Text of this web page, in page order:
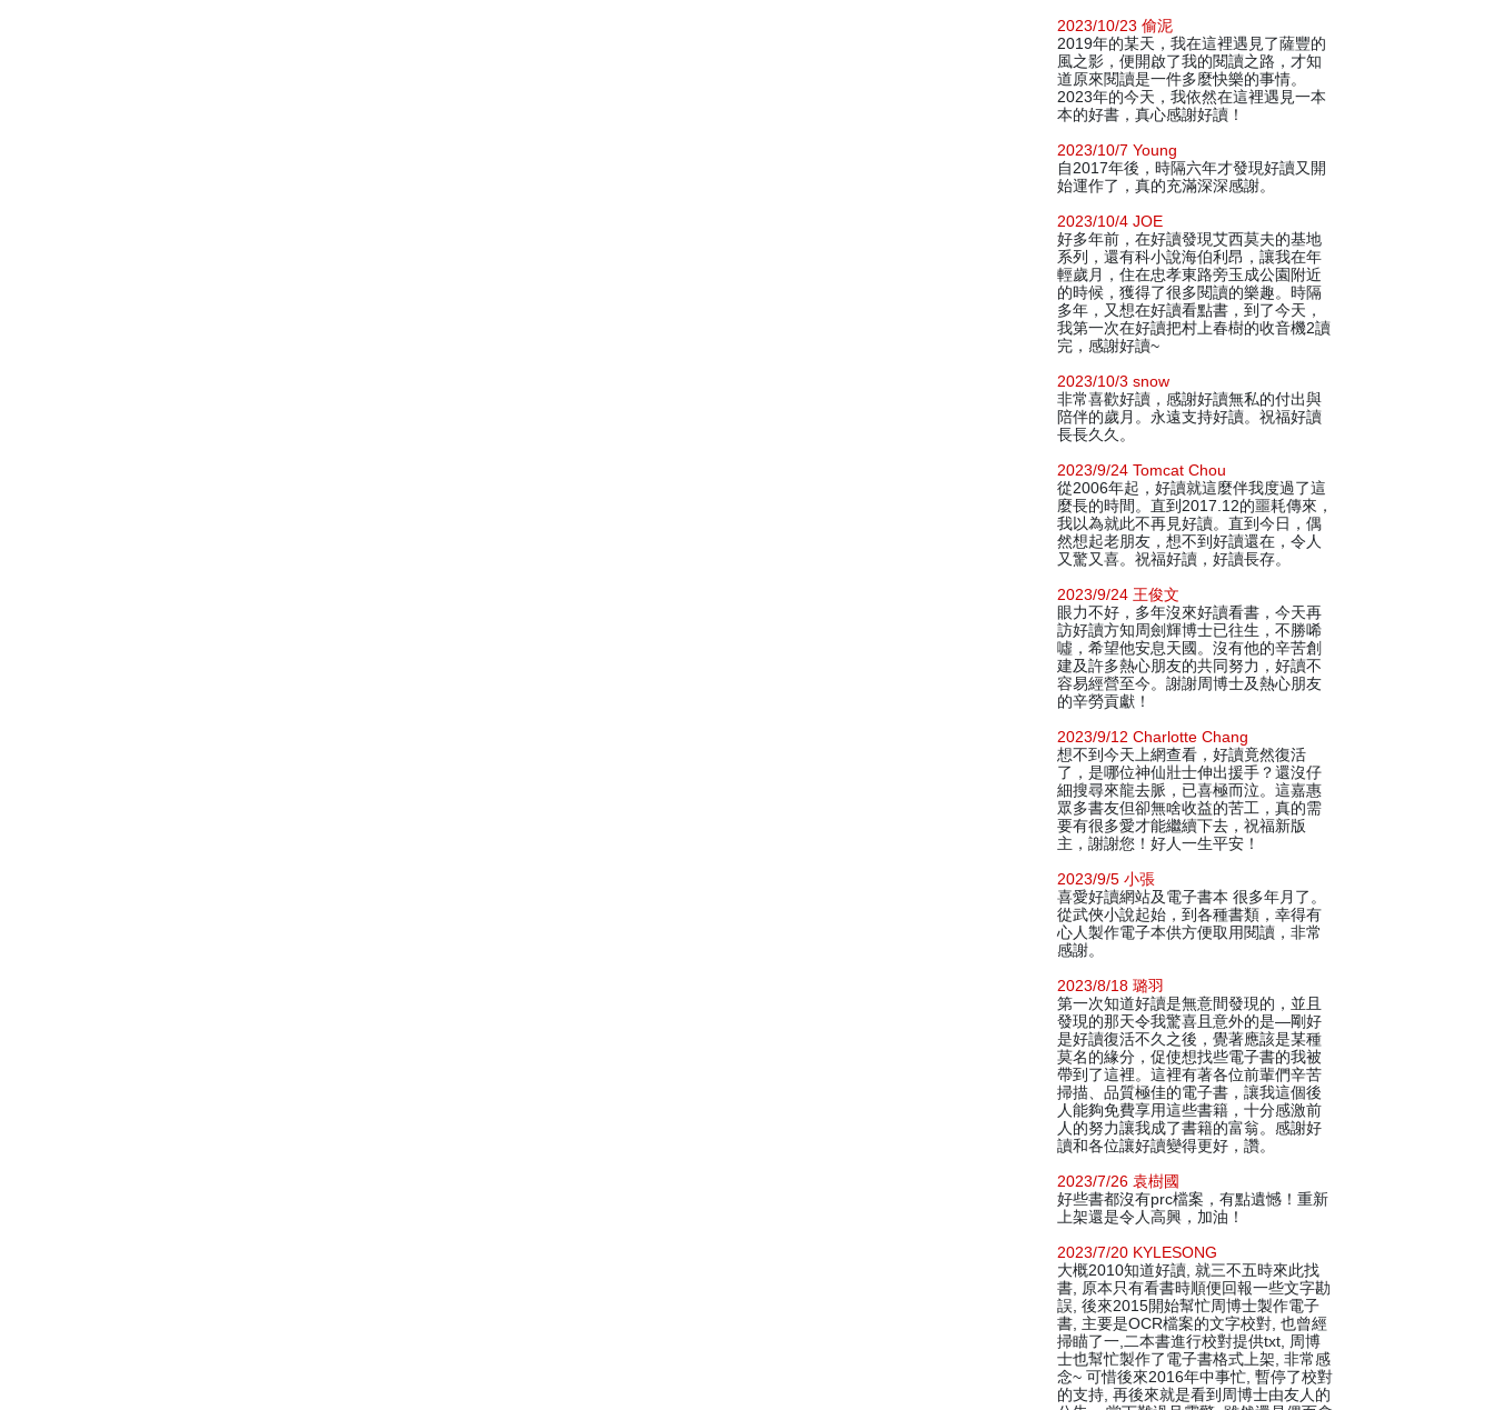
2023/10/23 偷泥
2019年的某天，我在這裡遇見了薩豐的
風之影，便開啟了我的閱讀之路，才知
道原來閱讀是一件多麼快樂的事情。
2023年的今天，我依然在這裡遇見一本
本的好書，真心感謝好讀！
2023/10/7 Young
自2017年後，時隔六年才發現好讀又開
始運作了，真的充滿深深感謝。
2023/10/4 JOE
好多年前，在好讀發現艾西莫夫的基地
系列，還有科小說海伯利昂，讓我在年
輕歲月，住在忠孝東路旁玉成公園附近
的時候，獲得了很多閱讀的樂趣。時隔
多年，又想在好讀看點書，到了今天，
我第一次在好讀把村上春樹的收音機2讀
完，感謝好讀~
2023/10/3 snow
非常喜歡好讀，感謝好讀無私的付出與
陪伴的歲月。永遠支持好讀。祝福好讀
長長久久。
2023/9/24 Tomcat Chou
從2006年起，好讀就這麼伴我度過了這
麼長的時間。直到2017.12的噩耗傳來，
我以為就此不再見好讀。直到今日，偶
然想起老朋友，想不到好讀還在，令人
又驚又喜。祝福好讀，好讀長存。
2023/9/24 王俊文
眼力不好，多年沒來好讀看書，今天再
訪好讀方知周劍輝博士已往生，不勝唏
噓，希望他安息天國。沒有他的辛苦創
建及許多熱心朋友的共同努力，好讀不
容易經營至今。謝謝周博士及熱心朋友
的辛勞貢獻！
2023/9/12 Charlotte Chang
想不到今天上網查看，好讀竟然復活
了，是哪位神仙壯士伸出援手？還沒仔
細搜尋來龍去脈，已喜極而泣。這嘉惠
眾多書友但卻無啥收益的苦工，真的需
要有很多愛才能繼續下去，祝福新版
主，謝謝您！好人一生平安！
2023/9/5 小張
喜愛好讀網站及電子書本 很多年月了。
從武俠小說起始，到各種書類，幸得有
心人製作電子本供方便取用閱讀，非常
感謝。
2023/8/18 璐羽
第一次知道好讀是無意間發現的，並且
發現的那天令我驚喜且意外的是—剛好
是好讀復活不久之後，覺著應該是某種
莫名的緣分，促使想找些電子書的我被
帶到了這裡。這裡有著各位前輩們辛苦
掃描、品質極佳的電子書，讓我這個後
人能夠免費享用這些書籍，十分感激前
人的努力讓我成了書籍的富翁。感謝好
讀和各位讓好讀變得更好，讚。
2023/7/26 袁樹國
好些書都沒有prc檔案，有點遺憾！重新
上架還是令人高興，加油！
2023/7/20 KYLESONG
大概2010知道好讀, 就三不五時來此找
書, 原本只有看書時順便回報一些文字勘
誤, 後來2015開始幫忙周博士製作電子
書, 主要是OCR檔案的文字校對, 也曾經
掃瞄了一,二本書進行校對提供txt, 周博
士也幫忙製作了電子書格式上架, 非常感
念~ 可惜後來2016年中事忙, 暫停了校對
的支持, 再後來就是看到周博士由友人的